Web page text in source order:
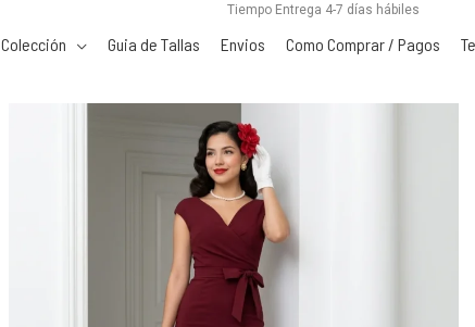
Tiempo Entrega 4-7 días hábiles
Colección Guia de Tallas Envios Como Comprar / Pagos